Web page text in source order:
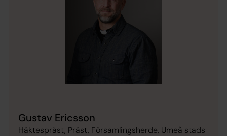
Gustav Ericsson
Häktespräst, Präst, Församlingsherde, Umeå stads